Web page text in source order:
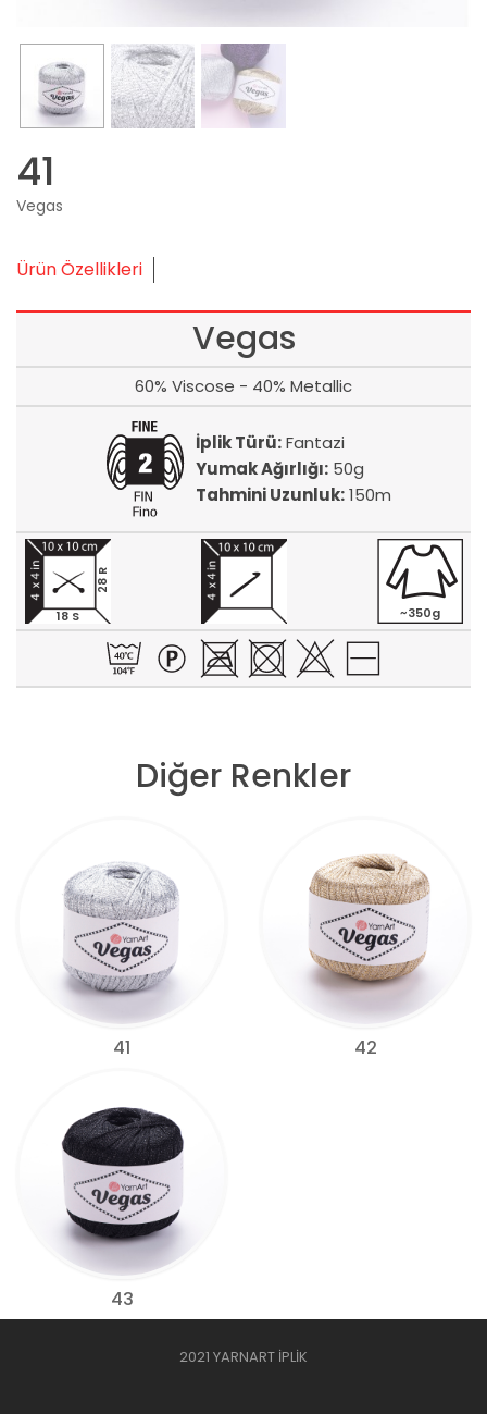
41
Vegas
Ürün Özellikleri
Vegas
60% Viscose - 40% Metallic
İplik Türü:Fantazi
Yumak Ağırlığı: 50g
Tahmini Uzunluk:150m
18 S
28 R
~350g
Diğer Renkler
41 42
43
2021 YARNART İPLİK